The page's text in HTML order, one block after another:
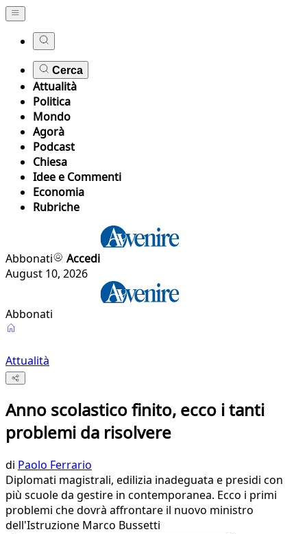
Cerca
Attualità
Politica
Mondo
Agorà
Podcast
Chiesa
Idee e Commenti
Economia
Rubriche
Abbonati
Accedi
August 10, 2026
Abbonati
Attualità
Anno scolastico finito, ecco i tanti
problemi da risolvere
di Paolo Ferrario
Diplomati magistrali, edilizia inadeguata e presidi con
più scuole da gestire in contemporanea. Ecco i primi
problemi che dovrà affrontare il nuovo ministro
dell'Istruzione Marco Bussetti